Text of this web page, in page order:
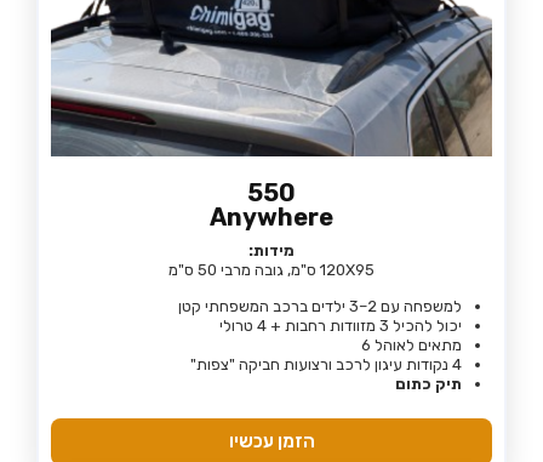
550
Anywhere
מידות:
120X95 ס"מ, גובה מרבי 50 ס"מ
למשפחה עם 2–3 ילדים ברכב המשפחתי קטן
יכול להכיל 3 מזוודות רחבות + 4 טרולי
מתאים לאוהל 6
4 נקודות עיגון לרכב ורצועות חביקה "צפות"
תיק כתום
הזמן עכשיו